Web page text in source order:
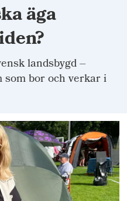
äga
landsbygd –
som bor och verkar i